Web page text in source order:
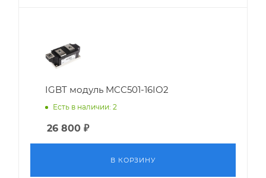
IGBT модуль MCC501-16IO2
Есть в наличии: 2
26 800 ₽
В КОРЗИНУ